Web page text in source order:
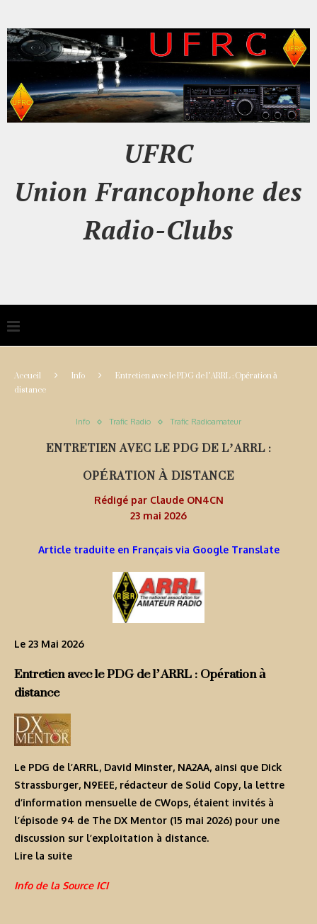
UFRC
Union Francophone des
Radio-Clubs
Accueil Info Entretien avec le PDG de l’ARRL : Opération à
distance
Info Trafic Radio Trafic Radioamateur
ENTRETIEN AVEC LE PDG DE L’ARRL :
OPÉRATION À DISTANCE
Rédigé par Claude ON4CN
23 mai 2026
Article traduite en Français via Google Translate
Le 23 Mai 2026
Entretien avec le PDG de l’ARRL : Opération à
distance
Le PDG de l’ARRL, David Minster, NA2AA, ainsi que Dick
Strassburger, N9EEE, rédacteur de Solid Copy, la lettre
d’information mensuelle de CWops, étaient invités à
l’épisode 94 de The DX Mentor (15 mai 2026) pour une
discussion sur l’exploitation à distance.
Lire la suite
Info de la Source ICI